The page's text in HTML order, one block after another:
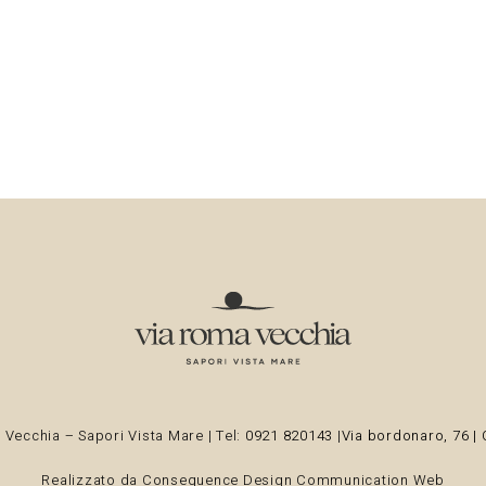
Vecchia – Sapori Vista Mare | Tel: 0921 820143 |Via bordonaro, 76 |
Realizzato da Consequence Design Communication Web